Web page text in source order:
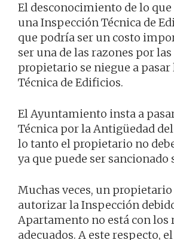
El desconocimiento de lo que
una Inspección Técnica de
que podría ser un costo
ser una de las razones por
propietario se niegue a
Técnica de Edificios.
El Ayuntamiento insta a
Técnica por la Antigüedad
lo tanto el propietario no
ya que puede ser sancionado
Muchas veces, un propietario
autorizar la Inspección
Apartamento no está con los
adecuados. A este respecto,